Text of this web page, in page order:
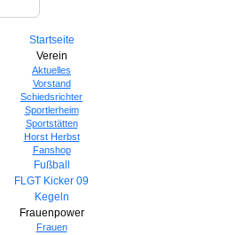
Startseite
Verein
Aktuelles
Vorstand
Schiedsrichter
Sportlerheim
Sportstätten
Horst Herbst
Fanshop
Fußball
FLGT Kicker 09
Kegeln
Frauenpower
Frauen